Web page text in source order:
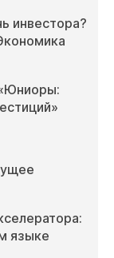
инвестора?
языке